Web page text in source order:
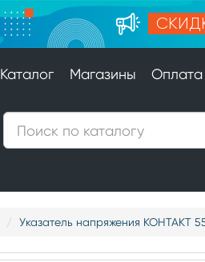
Каталог Магазины Оплата
Указатель напряжения КОНТАКТ